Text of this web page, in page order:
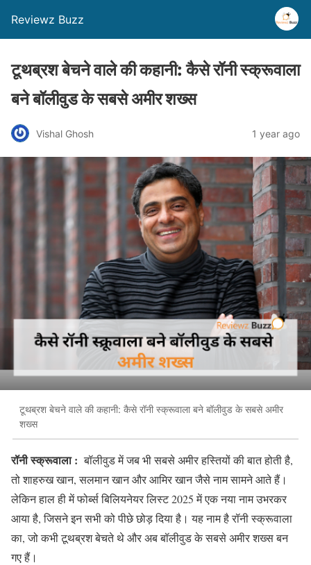
Reviewz Buzz
टूथब्रश बेचने वाले की कहानी: कैसे रॉनी स्क्रूवाला
बने बॉलीवुड के सबसे अमीर शख्स
Vishal Ghosh 1 year ago
टूथब्रश बेचने वाले की कहानी: कैसे रॉनी स्क्रूवाला बने बॉलीवुड के सबसे अमीर
शख्स
रॉनी स्क्रूवाला : बॉलीवुड में जब भी सबसे अमीर हस्तियों की बात होती है,
तो शाहरुख खान, सलमान खान और आमिर खान जैसे नाम सामने आते हैं।
लेकिन हाल ही में फोर्ब्स बिलियनेयर लिस्ट 2025 में एक नया नाम उभरकर
आया है, जिसने इन सभी को पीछे छोड़ दिया है। यह नाम है रॉनी स्क्रूवाला
का, जो कभी टूथब्रश बेचते थे और अब बॉलीवुड के सबसे अमीर शख्स बन
गए हैं।